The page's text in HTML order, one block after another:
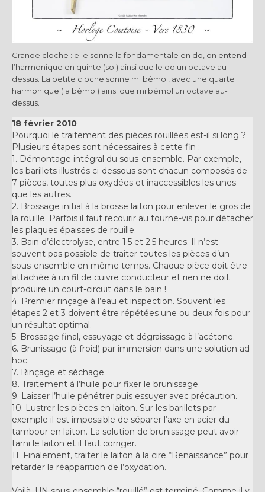
Grande cloche : elle sonne la fondamentale en do, on entend
l’harmonique en quinte (sol) ainsi que le do un octave au
dessus. La petite cloche sonne mi bémol, avec une quarte
harmonique (la bémol) ainsi que mi bémol un octave au-
dessus.
18 février 2010
Pourquoi le traitement des pièces rouillées est-il si long ?
Plusieurs étapes sont nécessaires à cette fin :
1. Démontage intégral du sous-ensemble. Par exemple,
les barillets illustrés ci-dessous sont chacun composés de
7 pièces, toutes plus oxydées et inaccessibles les unes
que les autres.
2. Brossage initial à la brosse laiton pour enlever le gros de
la rouille. Parfois il faut recourir au tourne-vis pour détacher
les plaques épaisses de rouille.
3. Bain d’électrolyse, entre 1.5 et 2.5 heures. Il n’est
souvent pas possible de traiter toutes les pièces d’un
sous-ensemble en même temps. Chaque pièce doit être
attachée à un fil de cuivre conducteur et rien ne doit
produire un court-circuit dans le bain !
4. Premier rinçage à l’eau et inspection. Souvent les
étapes 2 et 3 doivent être répétées une ou deux fois pour
un résultat optimal.
5. Brossage final, essuyage et dégraissage à l’acétone.
6. Brunissage (à froid) par immersion dans une solution ad-
hoc.
7. Rinçage et séchage.
8. Traitement à l’huile pour fixer le brunissage.
9. Laisser l’huile pénétrer puis essuyer avec précaution.
10. Lustrer les pièces en laiton. Sur les barillets par
exemple il est impossible de séparer l’axe en acier du
tambour en laiton. La solution de brunissage peut avoir
tarni le laiton et il faut corriger.
11. Finalement, traiter le laiton à la cire “Renaissance” pour
retarder la réapparition de l’oxydation.